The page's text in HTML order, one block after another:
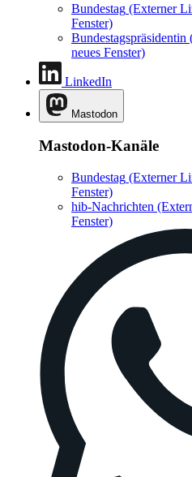
Bundestag (Externer
Fenster)
Bundestagspräsidentin
neues Fenster)
LinkedIn
Mastodon
Mastodon-Kanäle
Bundestag (Externer
Fenster)
hib-Nachrichten
Fenster)